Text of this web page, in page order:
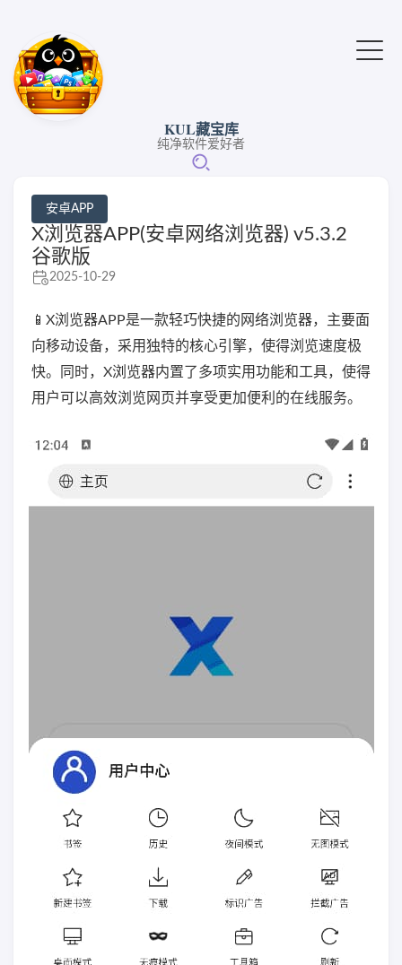
KUL藏宝库
纯净软件爱好者
安卓APP
X浏览器APP(安卓网络浏览器) v5.3.2
谷歌版
2025-10-29
📱X浏览器APP是一款轻巧快捷的网络浏览器，主要面
向移动设备，采用独特的核心引擎，使得浏览速度极
快。同时，X浏览器内置了多项实用功能和工具，使得
用户可以高效浏览网页并享受更加便利的在线服务。